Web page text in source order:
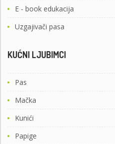
E - book edukacija
Uzgajivači pasa
KUĆNI LJUBIMCI
Pas
Mačka
Kunići
Papige